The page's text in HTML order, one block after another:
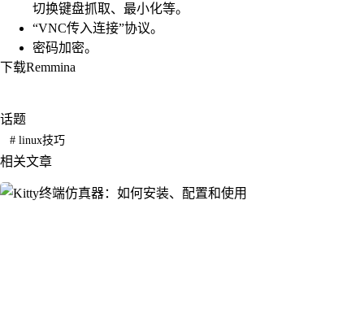
切换键盘抓取、最小化等。
“VNC传入连接”协议。
密码加密。
下载Remmina
话题
#linux技巧
相关文章